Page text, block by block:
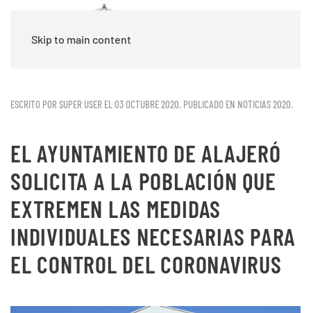
Skip to main content
ESCRITO POR SUPER USER EL03 OCTUBRE 2020. PUBLICADO EN NOTICIAS 2020.
EL AYUNTAMIENTO DE ALAJERÓ
SOLICITA A LA POBLACIÓN QUE
EXTREMEN LAS MEDIDAS
INDIVIDUALES NECESARIAS PARA
EL CONTROL DEL CORONAVIRUS